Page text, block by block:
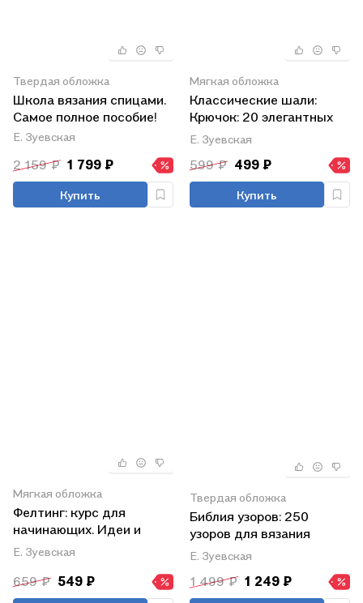
Твердая обложка
Школа вязания спицами.
Самое полное пособие!
Е. Зуевская
2 159 ₽ 1 799 ₽
Купить
Мягкая обложка
Классические шали:
Крючок: 20 элегантных
моделей с ажурами,
филе, зигзагами,
ракушками и попкорнами
Е. Зуевская
599 ₽ 499 ₽
Купить
Мягкая обложка
Фелтинг: курс для
начинающих. Идеи и
проекты
Е. Зуевская
659 ₽ 549 ₽
Твердая обложка
Библия узоров: 250
узоров для вязания
крючком
Е. Зуевская
1 499 ₽ 1 249 ₽